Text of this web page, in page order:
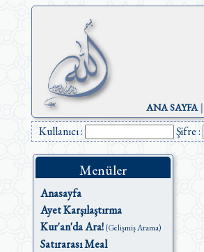
ANA SAYFA|
Kullanıcı : Şifre :
Menüler
Anasayfa
Ayet Karşılaştırma
Kur'an'da Ara!(Gelişmiş Arama)
Satırarası Meal